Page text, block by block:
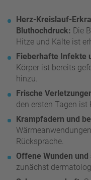
Herz-Kreislauf-
Bluthochdruck: Die
Hitze und Kälte ist
Fieberhafte Infekte
Körper ist bereits
hinzu.
Frische
den ersten Tagen
Krampfadern und
Rücksprache.
Offene Wunden
zunächst